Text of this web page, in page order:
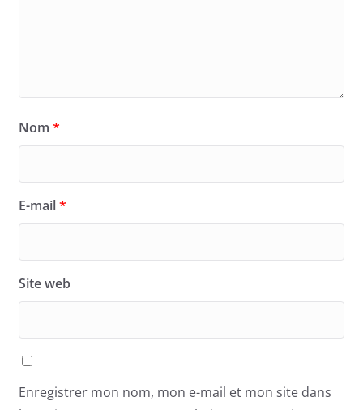
Nom *
E-mail*
Site web
Enregistrer mon nom, mon e-mail et mon site dans